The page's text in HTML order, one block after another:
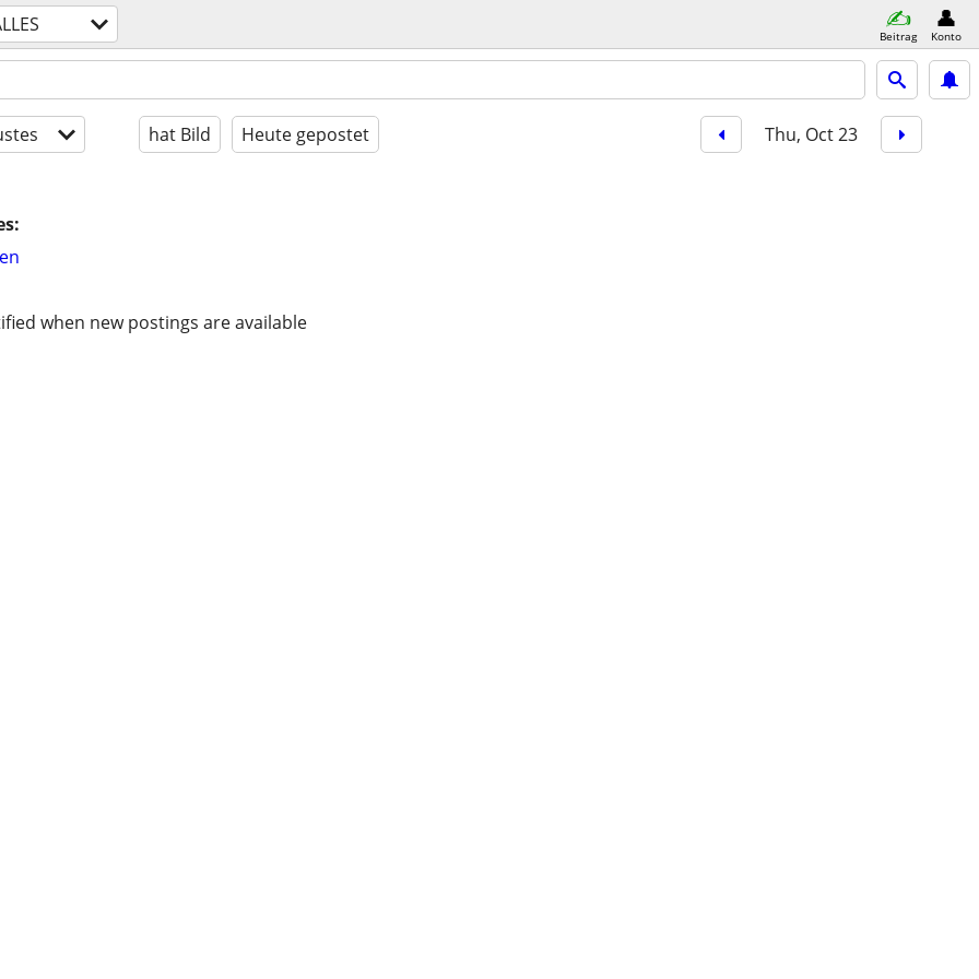
Beitrag Konto
hat Bild Heute gepostet Thu, Oct 23
when new postings are available